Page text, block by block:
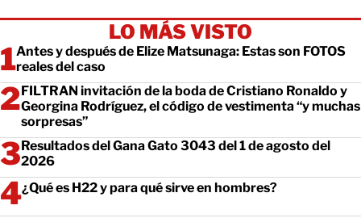
LO MÁS VISTO
Antes y después de Elize Matsunaga: Estas son FOTOS
reales del caso
FILTRAN invitación de la boda de Cristiano Ronaldo y
Georgina Rodríguez, el código de vestimenta “y muchas
sorpresas”
Resultados del Gana Gato 3043 del 1 de agosto del
2026
¿Qué es H22 y para qué sirve en hombres?